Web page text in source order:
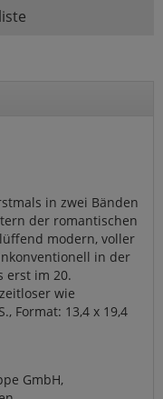
in zwei Bänden
der romantischen
modern, voller
in der
erst im 20.
wie
Format: 13,4 x 19,4
GmbH,